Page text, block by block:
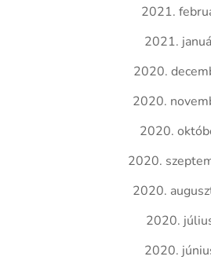
2021.
2021.
2020.
2020.
2020.
2020.
2020.
2020.
2020.